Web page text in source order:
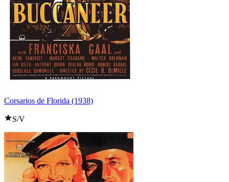
Corsarios de Florida (1938)
S/V